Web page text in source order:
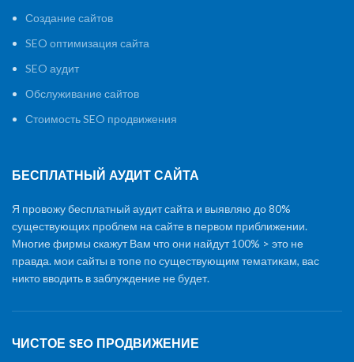
Создание сайтов
SEO оптимизация сайта
SEO аудит
Обслуживание сайтов
Стоимость SEO продвижения
БЕСПЛАТНЫЙ АУДИТ САЙТА
Я провожу бесплатный аудит сайта и выявляю до 80%
существующих проблем на сайте в первом приближении.
Многие фирмы скажут Вам что они найдут 100% > это не
правда. мои сайты в топе по существующим тематикам, вас
никто вводить в заблуждение не будет.
ЧИСТОЕ SEO ПРОДВИЖЕНИЕ